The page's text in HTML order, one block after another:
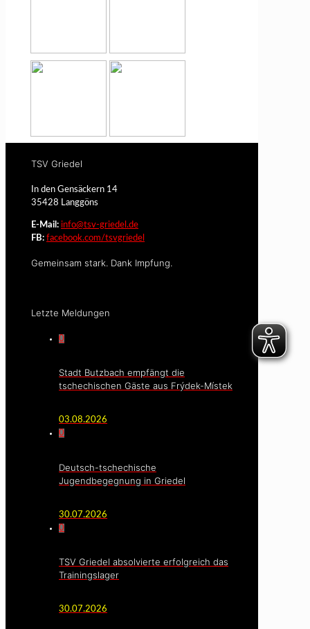
TSV Griedel
In den Gensäckern 14
35428 Langgöns
E-Mail: info@tsv-griedel.de
FB: facebook.com/tsvgriedel
Gemeinsam stark. Dank Impfung.
Letzte Meldungen
0
Stadt Butzbach empfängt die
tschechischen Gäste aus Frýdek-Místek
03.08.2026
0
Deutsch-tschechische
Jugendbegegnung in Griedel
30.07.2026
0
TSV Griedel absolvierte erfolgreich das
Trainingslager
30.07.2026